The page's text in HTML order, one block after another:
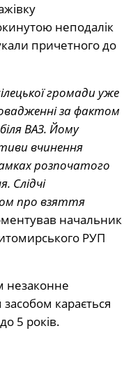
неподалік
причетного до
громади уже
за фактом
ВАЗ. Йому
вчинення
розпочатого
Слідчі
про взяття
начальник
РУП
незаконне
карається
5 років.